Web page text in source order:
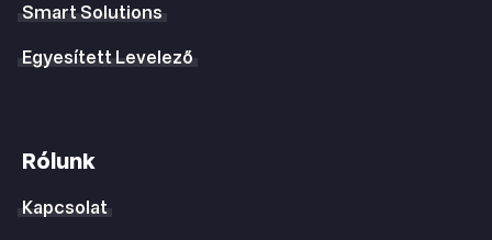
Smart Solutions
Egyesített Levelező
Rólunk
Kapcsolat